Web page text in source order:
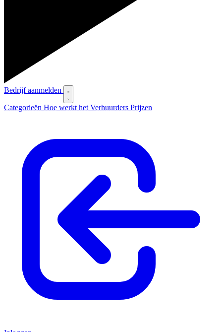
Bedrijf aanmelden
Categorieën Hoe werkt het Verhuurders Prijzen